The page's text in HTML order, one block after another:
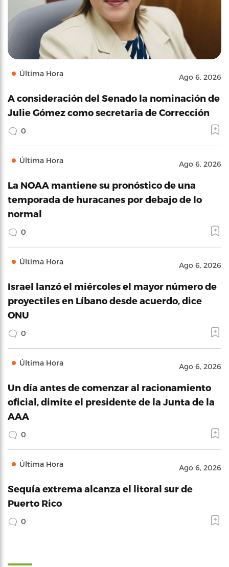
Última Hora Ago 6, 2026
A consideración del Senado la nominación de
Julie Gómez como secretaria de Corrección
0
Última Hora Ago 6, 2026
La NOAA mantiene su pronóstico de una
temporada de huracanes por debajo de lo
normal
0
Última Hora Ago 6, 2026
Israel lanzó el miércoles el mayor número de
proyectiles en Líbano desde acuerdo, dice
ONU
0
Última Hora Ago 6, 2026
Un día antes de comenzar al racionamiento
oficial, dimite el presidente de la Junta de la
AAA
0
Última Hora Ago 6, 2026
Sequía extrema alcanza el litoral sur de
Puerto Rico
0